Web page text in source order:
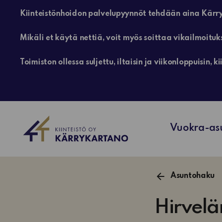
Kiinteistönhoidon palvelupyynnöt tehdään aina
Mikäli et käytä nettiä, voit myös soittaa
Toimiston ollessa suljettu, iltaisin ja
Vuokra-
Asuntohaku